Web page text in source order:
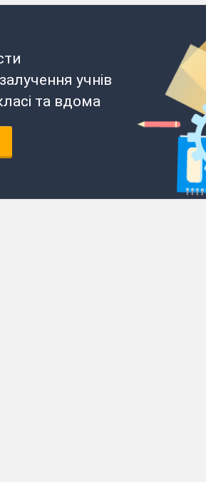
учнів
та вдома